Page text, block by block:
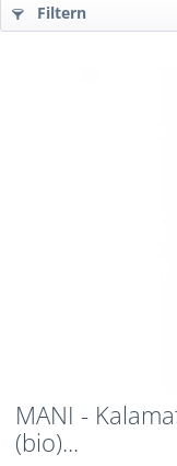
Filtern
MANI -
(bio)...